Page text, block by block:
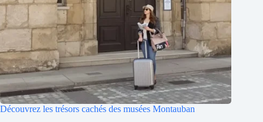
Découvrez les trésors cachés des musées Montauban